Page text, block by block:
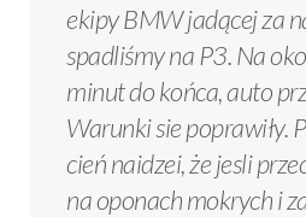
ekipy BMW jadącej za
spadliśmy na P3. Na
minut do końca, auto
Warunki sie poprawiły.
cień naidzei, że jesli
na oponach mokrych i